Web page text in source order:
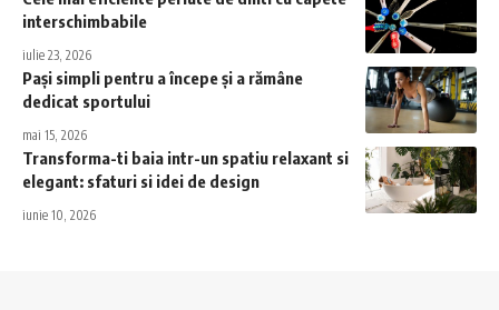
interschimbabile
iulie 23, 2026
Pași simpli pentru a începe și a rămâne
dedicat sportului
mai 15, 2026
Transforma-ti baia intr-un spatiu relaxant si
elegant: sfaturi si idei de design
iunie 10, 2026